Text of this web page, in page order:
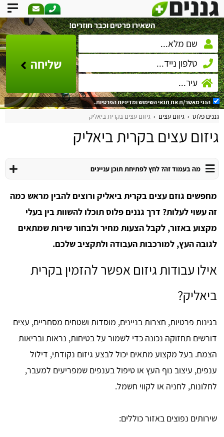
השאירו פרטים וכבר חוזרים!
שליחה
הנני מאשר/ת אתתנאי השימושומדיניות הפרטיות.
גננים פלוס גיזום עצים גיזום עצים בקרית ביאליק
גיזום עצים בקרית ביאליק
מה בעמוד זה? לחץ לפתיחת תוכן עניינים
מחפשים גוזם עצים בקרית ביאליק ורוצים להבין מראש כמה
זה עשוי לעלות? דרך גננים פלוס תוכלו להשוות בין בעלי
מקצוע באזור, לקבל הצעות מחיר ולבחור שירות שמתאים
לגובה העץ, למורכבות העבודה ולתקציב שלכם.
אילו עבודות גיזום אפשר להזמין בקרית
ביאליק?
בגינות פרטיות, חצרות בניינים, מוסדות ושטחים מסחריים, עצים
דורשים תחזוקה נכונה כדי לשמור על בטיחות, נראות ובריאות
הצמח. בעל מקצוע מתאים יכול לבצע גיזום נקודתי, דילול
ענפים, עיצוב נוף העץ או טיפול בענפים שמפריעים למעבר,
לחלונות, לחניה או לקווי חשמל.
שירותים נפוצים באזור כוללים: